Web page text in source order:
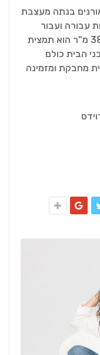
בנתה מעצבת
עבורה ועבור
משפחתה. הבית ששטחו הבנוי הוא 380 מ"ר הוא תמצית
הבית כולם
מחבקת ומזמינה